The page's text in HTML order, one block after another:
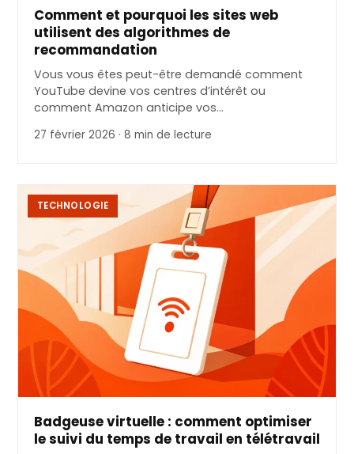
Comment et pourquoi les sites web
utilisent des algorithmes de
recommandation
Vous vous êtes peut-être demandé comment
YouTube devine vos centres d’intérêt ou
comment Amazon anticipe vos…
27 février 2026 · 8 min de lecture
TECHNOLOGIE
Badgeuse virtuelle : comment optimiser
le suivi du temps de travail en télétravail